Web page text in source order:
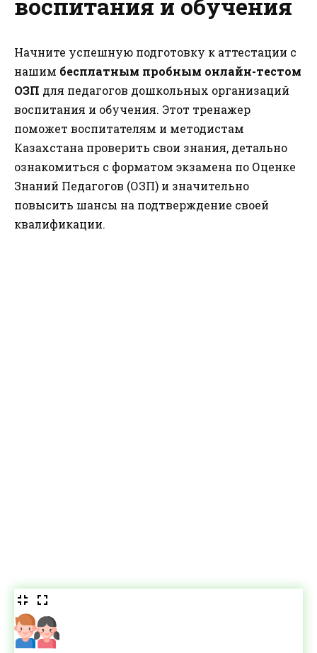
Начните успешную подготовку к аттестации с
нашим бесплатным пробным онлайн-тестом
ОЗП для педагогов дошкольных организаций
воспитания и обучения. Этот тренажер
поможет воспитателям и методистам
Казахстана проверить свои знания, детально
ознакомиться с форматом экзамена по Оценке
Знаний Педагогов (ОЗП) и значительно
повысить шансы на подтверждение своей
квалификации.